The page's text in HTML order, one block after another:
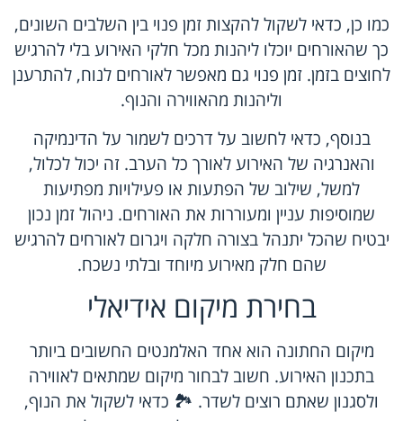
כמו כן, כדאי לשקול להקצות זמן פנוי בין השלבים השונים,
כך שהאורחים יוכלו ליהנות מכל חלקי האירוע בלי להרגיש
לחוצים בזמן. זמן פנוי גם מאפשר לאורחים לנוח, להתרענן
וליהנות מהאווירה והנוף.
בנוסף, כדאי לחשוב על דרכים לשמור על הדינמיקה
והאנרגיה של האירוע לאורך כל הערב. זה יכול לכלול,
למשל, שילוב של הפתעות או פעילויות מפתיעות
שמוסיפות עניין ומעוררות את האורחים. ניהול זמן נכון
יבטיח שהכל יתנהל בצורה חלקה ויגרום לאורחים להרגיש
שהם חלק מאירוע מיוחד ובלתי נשכח.
בחירת מיקום אידיאלי
מיקום החתונה הוא אחד האלמנטים החשובים ביותר
בתכנון האירוע. חשוב לבחור מיקום שמתאים לאווירה
ולסגנון שאתם רוצים לשדר. 🏞️ כדאי לשקול את הנוף,